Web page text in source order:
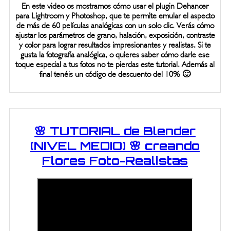
En este video os mostramos cómo usar el plugin Dehancer
para Lightroom y Photoshop, que te permite emular el aspecto
de más de 60 películas analógicas con un solo clic. Verás cómo
ajustar los parámetros de grano, halación, exposición, contraste
y color para lograr resultados impresionantes y realistas. Si te
gusta la fotografía analógica, o quieres saber cómo darle ese
toque especial a tus fotos no te pierdas este tutorial. Además al
final tenéis un código de descuento del 10% 🙂
🌸 TUTORIAL de Blender
(NIVEL MEDIO) 🌸 creando
Flores Foto-Realistas